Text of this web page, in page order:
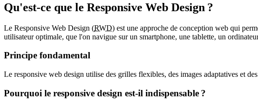
Qu'est-ce que le Responsive Web Design ?
Le Responsive Web Design (RWD) est une approche de conception web qui
utilisateur optimale, que l'on navigue sur un smartphone, une tablette, un
Principe fondamental
Le responsive web design utilise des grilles flexibles, des images adaptatives et
Pourquoi le responsive design est-il indispensable ?